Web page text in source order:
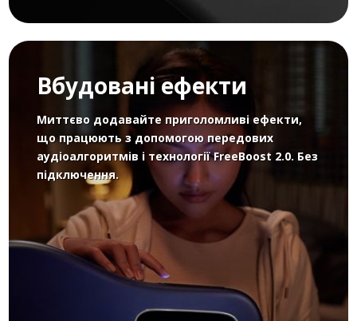
Вбудовані ефекти
Миттєво додавайте приголомливі ефекти,
що працюють з допомогою передових
аудіоалгоритмів і технології FreeBoost 2.0. Без
підключення.